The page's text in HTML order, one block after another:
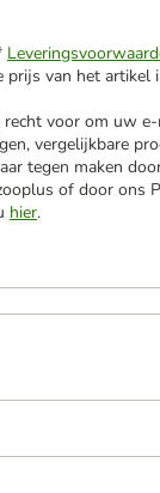
prijs van het artikel
voor om uw
vergelijkbare
tegen maken
of door ons
hier.